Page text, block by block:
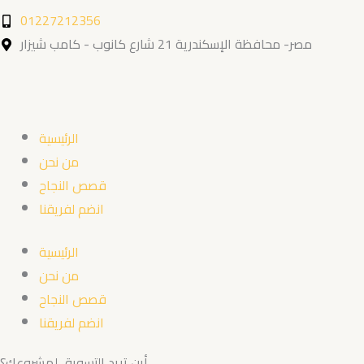
01227212356
مصر- محافظة الإسكندرية 21 شارع كانوب - كامب شيزار
الرئيسية
من نحن
قصص النجاح
انضم لفريقنا
الرئيسية
من نحن
قصص النجاح
انضم لفريقنا